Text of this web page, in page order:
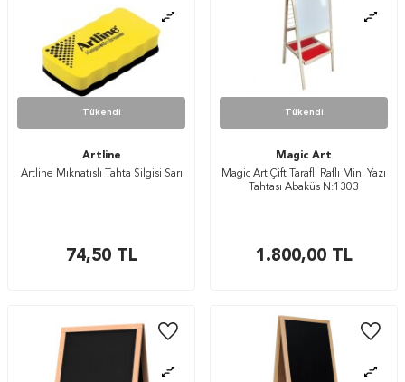
Tükendi
Artline
Artline Mıknatıslı Tahta Silgisi Sarı
74,50TL
Tükendi
Magic Art
Magic Art Çift Taraflı Raflı Mini Yazı
Tahtası Abaküs N:1303
1.800,00TL